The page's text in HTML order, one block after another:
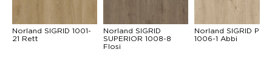
Norland SIGRID 1001-
21 Rett
Norland SIGRID
SUPERIOR 1008-8
Flosi
Norland SIGRID
1006-1 Abbi